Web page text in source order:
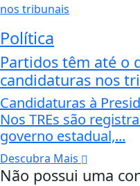
Política
Partidos têm até o
candidaturas nos
Candidaturas à
Nos TREs são
governo estadual,...
Descubra Mais
Não possui uma